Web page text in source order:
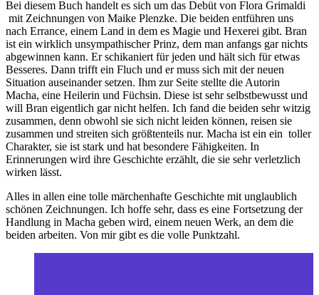
Bei diesem Buch handelt es sich um das Debüt von Flora Grimaldi
mit Zeichnungen von Maike Plenzke. Die beiden entführen uns
nach Errance, einem Land in dem es Magie und Hexerei gibt. Bran
ist ein wirklich unsympathischer Prinz, dem man anfangs gar nichts
abgewinnen kann. Er schikaniert für jeden und hält sich für etwas
Besseres. Dann trifft ein Fluch und er muss sich mit der neuen
Situation auseinander setzen. Ihm zur Seite stellte die Autorin
Macha, eine Heilerin und Füchsin. Diese ist sehr selbstbewusst und
will Bran eigentlich gar nicht helfen. Ich fand die beiden sehr witzig
zusammen, denn obwohl sie sich nicht leiden können, reisen sie
zusammen und streiten sich größtenteils nur. Macha ist ein ein toller
Charakter, sie ist stark und hat besondere Fähigkeiten. In
Erinnerungen wird ihre Geschichte erzählt, die sie sehr verletzlich
wirken lässt.
Alles in allen eine tolle märchenhafte Geschichte mit unglaublich
schönen Zeichnungen. Ich hoffe sehr, dass es eine Fortsetzung der
Handlung in Macha geben wird, einem neuen Werk, an dem die
beiden arbeiten. Von mir gibt es die volle Punktzahl.